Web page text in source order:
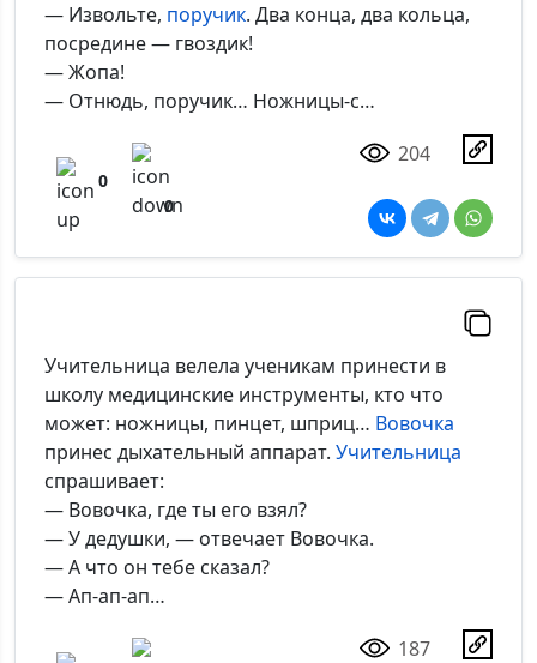
— Извольте, поручик. Два конца, два кольца,
посредине — гвоздик!
— Жопа!
— Отнюдь, поручик… Ножницы-с…
0
0
204
Учительница велела ученикам принести в
школу медицинские инструменты, кто что
может: ножницы, пинцет, шприц… Вовочка
принес дыхательный аппарат. Учительница
спрашивает:
— Вовочка, где ты его взял?
— У дедушки, — отвечает Вовочка.
— А что он тебе сказал?
— Ап-ап-ап…
187